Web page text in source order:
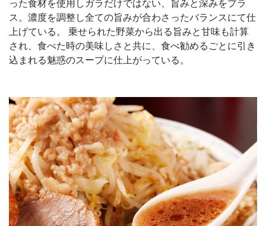
った食材を使用しガラだけではない、旨みと深みをプラ
ス。濃度を調整し全ての旨みが合わさったバランスにて仕
上げている。 乗せられた野菜から出る旨みと甘味も計算
され、食べた時の美味しさと共に、食べ勧めるごとに引き
込まれる魅惑のスープに仕上がっている。